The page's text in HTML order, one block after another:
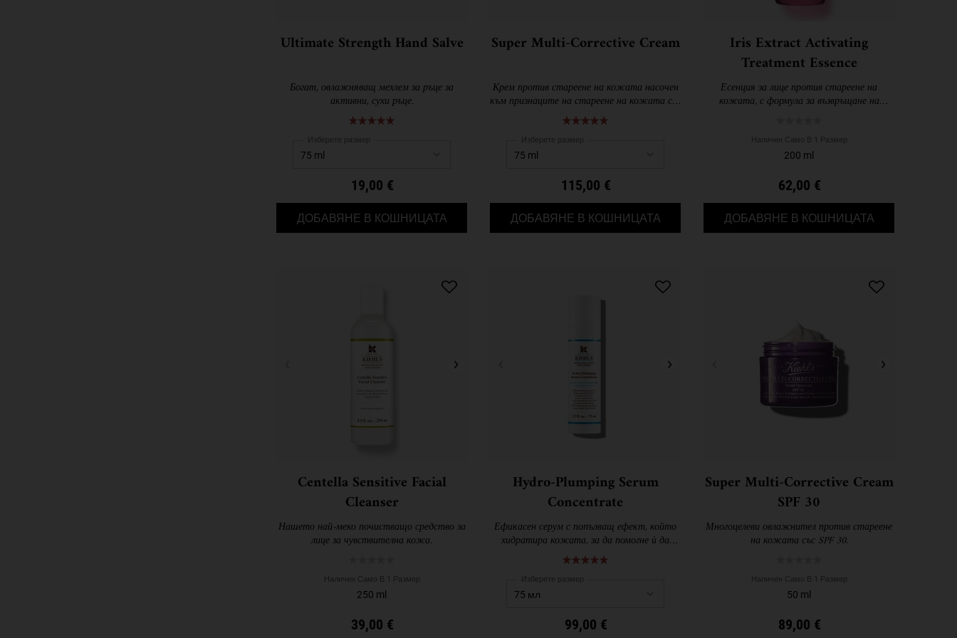
Ultimate Strength Hand Salve
Богат, овлажняващ мехлем за ръце за
активни, сухи ръце.
Изберете размер
19,00 €
ДОБАВЯНЕ В КОШНИЦАТА ULTIMATE STRENGTH HAND SALVE
Super Multi-Corrective Cream
Крем против стареене на кожата насочен
към признаците на стареене на кожата със
7-в-1 предимства за видимо по-гладка,
стегната и по-млада кожа.
Изберете размер
115,00 €
ДОБАВЯНЕ В КОШНИЦАТА SUPER MULTI-CORRECTIVE CREAM
Iris Extract Activating
Treatment Essence
Есенция за лице против стареене на
кожата, с формула за възвръщане на
Наличен Само В 1 Размер
200 ml
62,00 €
ДОБАВЯНЕ В КОШНИЦАТА
Centella Sensitive Facial
Cleanser
Нашето най-меко почистващо средство за
лице за чувствителна кожа.
Наличен Само В 1 Размер
250 ml
39,00 €
Hydro-Plumping Serum
Concentrate
Ефикасен серум с попълващ ефект, който
хидратира кожата, за да помогне ѝ да
поддържа своя жизнен вид.
Изберете размер
99,00 €
Super Multi-Corrective Cream
SPF 30
Многоцелеви овлажнител против стареене
на кожата със SPF 30.
Наличен Само В 1 Размер
50 ml
89,00 €